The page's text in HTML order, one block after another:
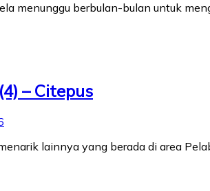
menunggu berbulan-bulan untuk
– Citepus
lainnya yang berada di area